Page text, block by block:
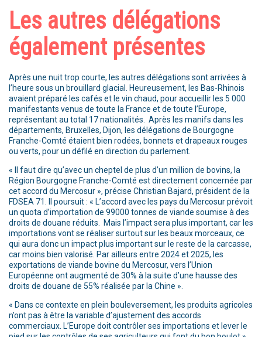
Les autres délégations
également présentes
Après une nuit trop courte, les autres délégations sont arrivées à
l’heure sous un brouillard glacial. Heureusement, les Bas-Rhinois
avaient préparé les cafés et le vin chaud, pour accueillir les 5 000
manifestants venus de toute la France et de toute l’Europe,
représentant au total 17 nationalités. Après les manifs dans les
départements, Bruxelles, Dijon, les délégations de Bourgogne
Franche-Comté étaient bien rodées, bonnets et drapeaux rouges
ou verts, pour un défilé en direction du parlement.
« Il faut dire qu’avec un cheptel de plus d’un million de bovins, la
Région Bourgogne Franche-Comté est directement concernée par
cet accord du Mercosur », précise Christian Bajard, président de la
FDSEA 71. Il poursuit : « L’accord avec les pays du Mercosur prévoit
un quota d’importation de 99000 tonnes de viande soumise à des
droits de douane réduits. Mais l’impact sera plus important, car les
importations vont se réaliser surtout sur les beaux morceaux, ce
qui aura donc un impact plus important sur le reste de la carcasse,
car moins bien valorisé. Par ailleurs entre 2024 et 2025, les
exportations de viande bovine du Mercosur, vers l’Union
Européenne ont augmenté de 30% à la suite d’une hausse des
droits de douane de 55% réalisée par la Chine ».
« Dans ce contexte en plein bouleversement, les produits agricoles
n’ont pas à être la variable d’ajustement des accords
commerciaux. L’Europe doit contrôler ses importations et lever le